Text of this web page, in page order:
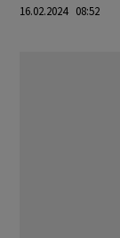
16.02.2024 08:52